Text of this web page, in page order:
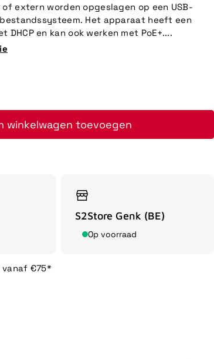
extern worden opgeslagen op een USB-
Het apparaat heeft een
en kan ook werken met PoE+....
winkelwagen toevoegen
S2Store Genk (BE)
Op voorraad
€75*